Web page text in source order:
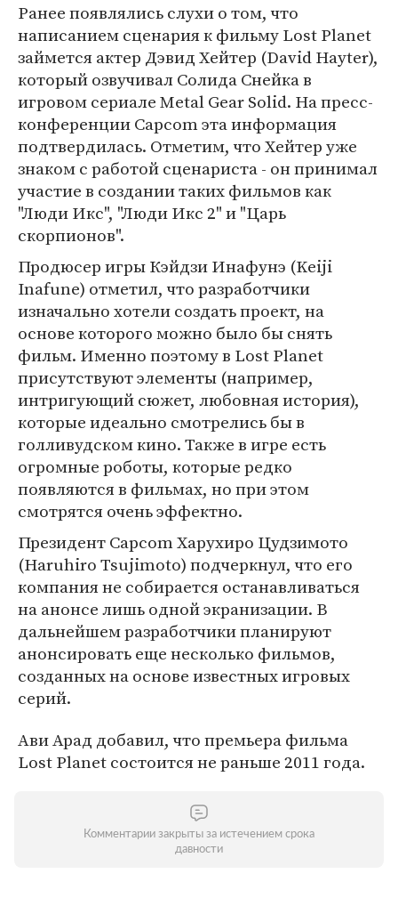
Ранее появлялись слухи о том, что
написанием сценария к фильму Lost Planet
займется актер Дэвид Хейтер (David Hayter),
который озвучивал Солида Снейка в
игровом сериале Metal Gear Solid. На пресс-
конференции Capcom эта информация
подтвердилась. Отметим, что Хейтер уже
знаком с работой сценариста - он принимал
участие в создании таких фильмов как
"Люди Икс", "Люди Икс 2" и "Царь
скорпионов".
Продюсер игры Кэйдзи Инафунэ (Keiji
Inafune) отметил, что разработчики
изначально хотели создать проект, на
основе которого можно было бы снять
фильм. Именно поэтому в Lost Planet
присутствуют элементы (например,
интригующий сюжет, любовная история),
которые идеально смотрелись бы в
голливудском кино. Также в игре есть
огромные роботы, которые редко
появляются в фильмах, но при этом
смотрятся очень эффектно.
Президент Capcom Харухиро Цудзимото
(Haruhiro Tsujimoto) подчеркнул, что его
компания не собирается останавливаться
на анонсе лишь одной экранизации. В
дальнейшем разработчики планируют
анонсировать еще несколько фильмов,
созданных на основе известных игровых
серий.
Ави Арад добавил, что премьера фильма
Lost Planet состоится не раньше 2011 года.
Комментарии закрыты за истечением срока
давности